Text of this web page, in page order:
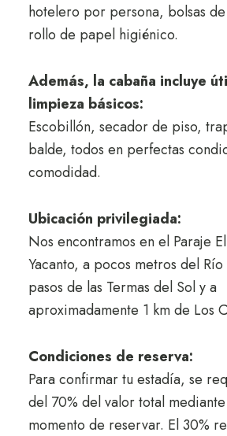
hotelero por persona, bolsas
rollo de papel higiénico.
Además, la cabaña incluye
limpieza básicos:
Escobillón, secador de piso,
balde, todos en perfectas
comodidad.
Ubicación privilegiada:
Nos encontramos en el Paraje
Yacanto, a pocos metros del
pasos de las Termas del Sol y a
aproximadamente 1 km de Los
Condiciones de reserva:
Para confirmar tu estadía, se
del 70% del valor total
momento de reservar. El 30%